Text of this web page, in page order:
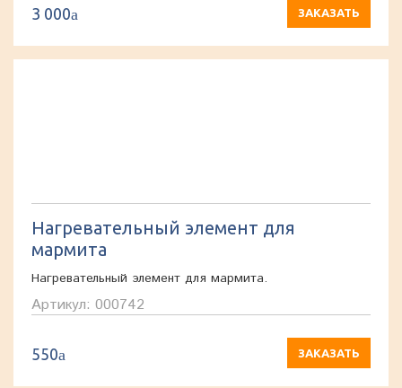
3 000a ЗАКАЗАТЬ
Нагревательный элемент для
мармита
Нагревательный элемент для мармита.
Артикул: 000742
550a ЗАКАЗАТЬ